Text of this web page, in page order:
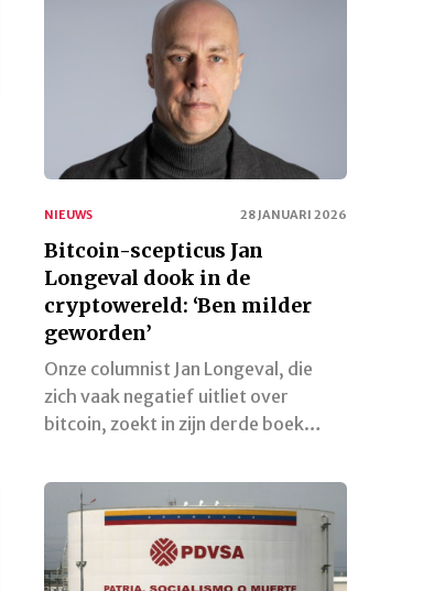
NIEUWS 28 JANUARI 2026
Bitcoin-scepticus Jan
Longeval dook in de
cryptowereld: ‘Ben milder
geworden’
Onze columnist Jan Longeval, die
zich vaak negatief uitliet over
bitcoin, zoekt in zijn derde boek…